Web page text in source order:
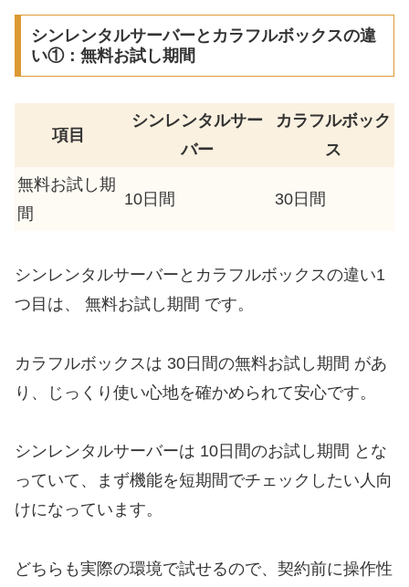
シンレンタルサーバーとカラフルボックスの違
い①：無料お試し期間
項目
シンレンタルサー
バー
カラフルボック
ス
無料お試し期
間
10日間 30日間
シンレンタルサーバーとカラフルボックスの違い1
つ目は、 無料お試し期間 です。
カラフルボックスは 30日間の無料お試し期間 があ
り、じっくり使い心地を確かめられて安心です。
シンレンタルサーバーは 10日間のお試し期間 とな
っていて、まず機能を短期間でチェックしたい人向
けになっています。
どちらも実際の環境で試せるので、契約前に操作性